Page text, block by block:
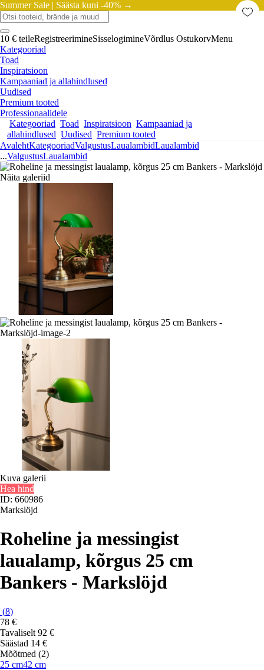
Summer Sale | Säästa kuni -40% →
10 € teileRegistreerimineSisselogimineVõrdlus OstukorvMenu
Kategooriad
Toad
Inspiratsioon
Kampaaniad ja allahindlused
Uudised
Premium tooted
Professionaalidele
Kategooriad Toad Inspiratsioon Kampaaniad ja
allahindlused Uudised Premium tooted
AvalehtKategooriadValgustusLaualambidLaualambid
...ValgustusLaualambid
Näita galeriid
Kuva galerii
Hea hind
ID: 660986
Markslöjd
Roheline ja messingist
laualamp, kõrgus 25 cm
Bankers - Markslöjd
(8)
78 €
Tavaliselt 92 €
Säästad 14 €
Mõõtmed (2)
25 cm42 cm